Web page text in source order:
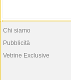
Chi siamo
Pubblicità
Vetrine Exclusive